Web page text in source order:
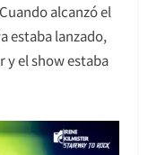
alcanzó el
estaba lanzado,
y el show estaba